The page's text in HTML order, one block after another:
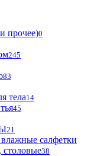
прочее)0
245
83
тела14
45
21
салфетки
столовые38